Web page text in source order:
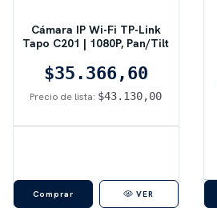
Cámara IP Wi-Fi TP-Link
Tapo C201 | 1080P, Pan/Tilt
$35.366,60
Precio de lista: $43.130,00
VER